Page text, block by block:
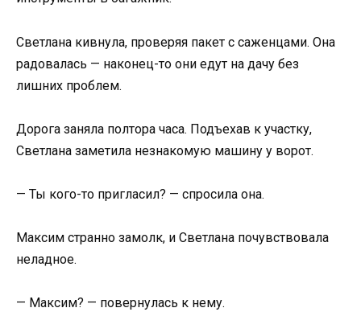
Светлана кивнула, проверяя пакет с саженцами. Она
радовалась — наконец-то они едут на дачу без
лишних проблем.
Дорога заняла полтора часа. Подъехав к участку,
Светлана заметила незнакомую машину у ворот.
— Ты кого-то пригласил? — спросила она.
Максим странно замолк, и Светлана почувствовала
неладное.
— Максим? — повернулась к нему.